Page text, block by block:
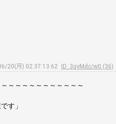
20(月) 02:37:13.62
ID: 3qyMdc/w0 (36)
～～～～～～～～～～～
す」